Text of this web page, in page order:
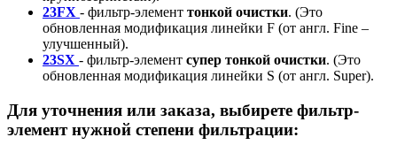
23FX - фильтр-элемент тонкой очистки. (Это
обновленная модификация линейки F (от англ. Fine –
улучшенный).
23SX - фильтр-элемент супер тонкой очистки. (Это
обновленная модификация линейки S (от англ. Super).
Для уточнения или заказа, выбирете фильтр-
элемент нужной степени фильтрации: